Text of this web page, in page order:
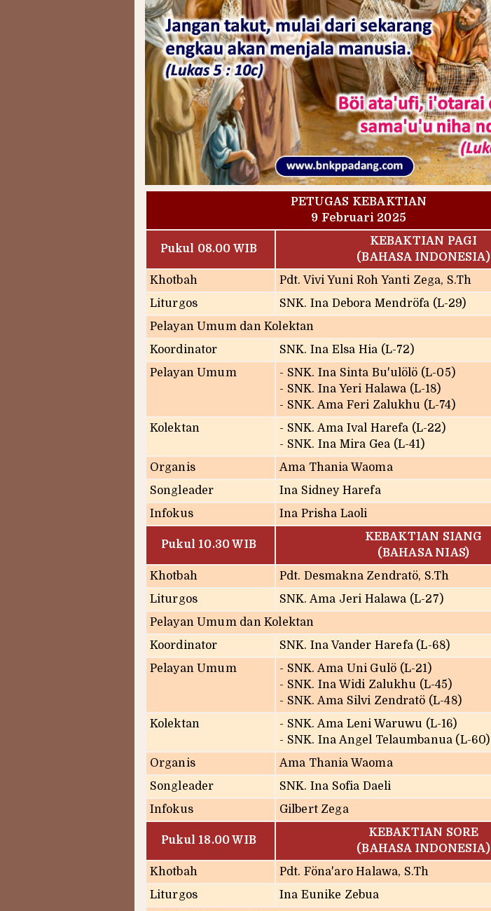
PETUGAS KEBAKTIAN
9 Februari 2025
Pukul 08.00 WIB
KEBAKTIAN PAGI
(BAHASA INDONESIA)
Khotbah
Pdt. Vivi Yuni Roh Yanti Zega, S.Th
Liturgos
SNK. Ina Debora Mendröfa (L-29)
Pelayan Umum dan Kolektan
Koordinator
SNK. Ina Elsa Hia (L-72)
Pelayan Umum
- SNK. Ina Sinta Bu'ulölö (L-05)
- SNK. Ina Yeri Halawa (L-18)
- SNK. Ama Feri Zalukhu (L-74)
Kolektan
- SNK. Ama Ival Harefa (L-22)
- SNK. Ina Mira Gea (L-41)
Organis
Ama Thania Waoma
Songleader
Ina Sidney Harefa
Infokus
Ina Prisha Laoli
Pukul 10.30 WIB
KEBAKTIAN SIANG
(BAHASA NIAS)
Khotbah
Pdt. Desmakna Zendratö, S.Th
Liturgos
SNK. Ama Jeri Halawa (L-27)
Pelayan Umum dan Kolektan
Koordinator
SNK. Ina Vander Harefa (L-68)
Pelayan Umum
- SNK. Ama Uni Gulö (L-21)
- SNK. Ina Widi Zalukhu (L-45)
- SNK. Ama Silvi Zendratö (L-48)
Kolektan
- SNK. Ama Leni Waruwu (L-16)
- SNK. Ina Angel Telaumbanua (L-60)
Organis
Ama Thania Waoma
Songleader
SNK. Ina Sofia Daeli
Infokus
Gilbert Zega
Pukul 18.00 WIB
KEBAKTIAN SORE
(BAHASA INDONESIA)
Khotbah
Pdt. Föna'aro Halawa, S.Th
Liturgos
Ina Eunike Zebua